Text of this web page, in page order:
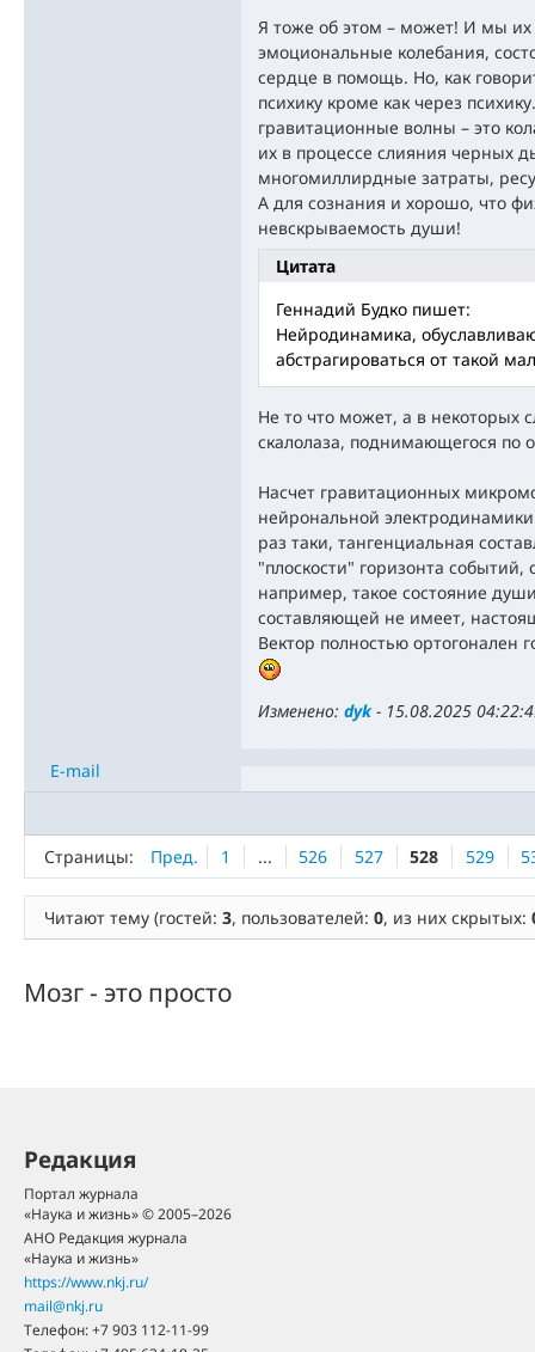
Я тоже об этом – может! И мы их
эмоциональные колебания,
сердце в помощь. Но, как
психику кроме как через
гравитационные волны – это
их в процессе слияния черных
многомиллирдные затраты,
А для сознания и хорошо, что
невскрываемость души!
Цитата
Геннадий Будко пишет:
Нейродинамика,
абстрагироваться от такой
Не то что может, а в некоторых
скалолаза, поднимающегося по
Насчет гравитационных
нейрональной
раз таки, тангенциальная
"плоскости" горизонта
например, такое состояние
составляющей не имеет,
Вектор полностью ортогонален
Изменено: dyk- 15.08.2025
E-mail
Страницы: Пред. 1 ... 526 527 528 529
Читают тему (гостей: 3, пользователей: 0, из них скрытых:
Мозг - это просто
Редакция
Портал журнала
«Наука и жизнь» © 2005–2026
АНО Редакция журнала
«Наука и жизнь»
https://www.nkj.ru/
mail@nkj.ru
Телефон:+7 903 112-11-99